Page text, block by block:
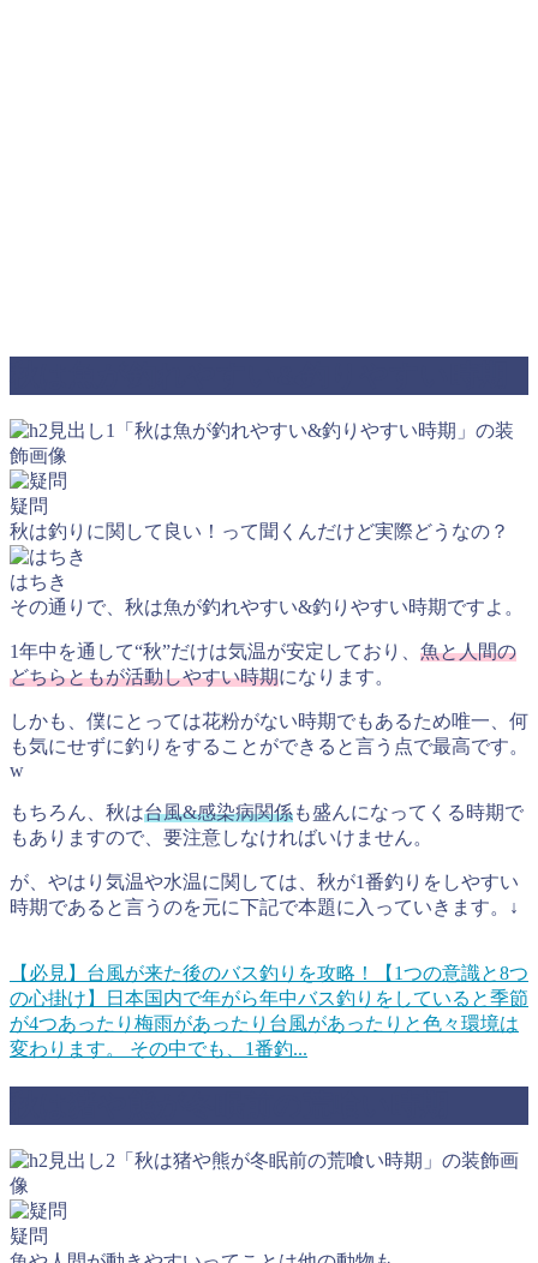
疑問
秋は釣りに関して良い！って聞くんだけど実際どうなの？
はちき
その通りで、秋は魚が釣れやすい&釣りやすい時期ですよ。
1年中を通して“秋”だけは気温が安定しており、 魚と人間の
どちらともが活動しやすい時期になります。
しかも、僕にとっては花粉がない時期でもあるため唯一、何
も気にせずに釣りをすることができると言う点で最高です。
w
もちろん、秋は台風&感染病関係も盛んになってくる時期で
もありますので、要注意しなければいけません。
が、やはり気温や水温に関しては、秋が1番釣りをしやすい
時期であると言うのを元に下記で本題に入っていきます。↓
【必見】台風が来た後のバス釣りを攻略！【1つの意識と8つ
の心掛け】
日本国内で年がら年中バス釣りをしていると季節
が4つあったり梅雨があったり台風があったりと色々環境は
変わります。 その中でも、1番釣...
疑問